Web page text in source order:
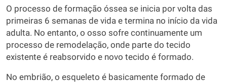
O processo de formação óssea se inicia por volta das
primeiras 6 semanas de vida e termina no início da vida
adulta. No entanto, o osso sofre continuamente um
processo de remodelação, onde parte do tecido
existente é reabsorvido e novo tecido é formado.
No embrião, o esqueleto é basicamente formado de